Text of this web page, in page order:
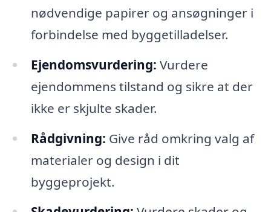
nødvendige papirer og ansøgninger i
forbindelse med byggetilladelser.
Ejendomsvurdering: Vurdere
ejendommens tilstand og sikre at der
ikke er skjulte skader.
Rådgivning: Give råd omkring valg af
materialer og design i dit
byggeprojekt.